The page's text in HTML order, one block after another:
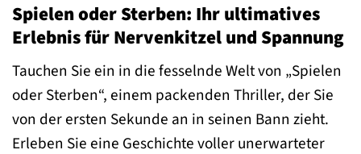
Spielen oder Sterben: Ihr ultimatives
Erlebnis für Nervenkitzel und Spannung
Tauchen Sie ein in die fesselnde Welt von „Spielen
oder Sterben“, einem packenden Thriller, der Sie
von der ersten Sekunde an in seinen Bann zieht.
Erleben Sie eine Geschichte voller unerwarteter